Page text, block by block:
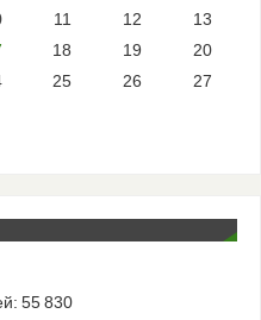
11 12
13
18 19
20
25 26
27
55 830